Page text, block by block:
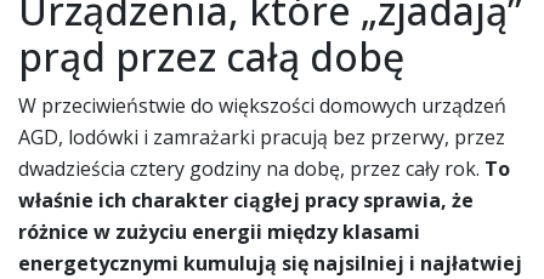
prąd przez całą dobę
W przeciwieństwie do większości domowych urządzeń
AGD, lodówki i zamrażarki pracują bez przerwy, przez
dwadzieścia cztery godziny na dobę, przez cały rok. To
właśnie ich charakter ciągłej pracy sprawia, że
różnice w zużyciu energii między klasami
energetycznymi kumulują się najsilniej i najłatwiej